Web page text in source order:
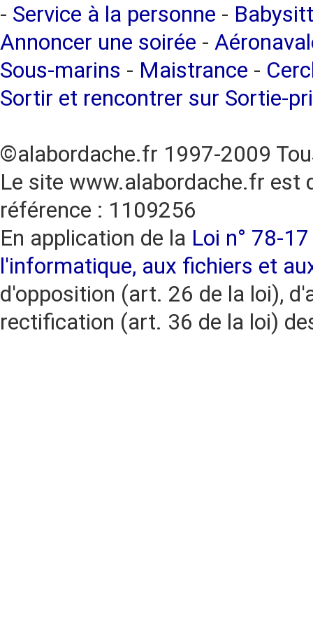
- Service à la personne -
Annoncer une soirée -
Sous-marins - Maistrance -
Sortir et rencontrer sur Sortie-
©alabordache.fr 1997-2009
Le site www.alabordache.fr est
référence : 1109256
En application de la Loi n° 78-
l'informatique, aux fichiers et
d'opposition (art. 26 de la loi),
rectification (art. 36 de la loi)